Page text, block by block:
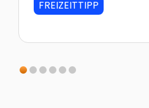
selbst ihr eigenes Papier
FREIZEITTIPP